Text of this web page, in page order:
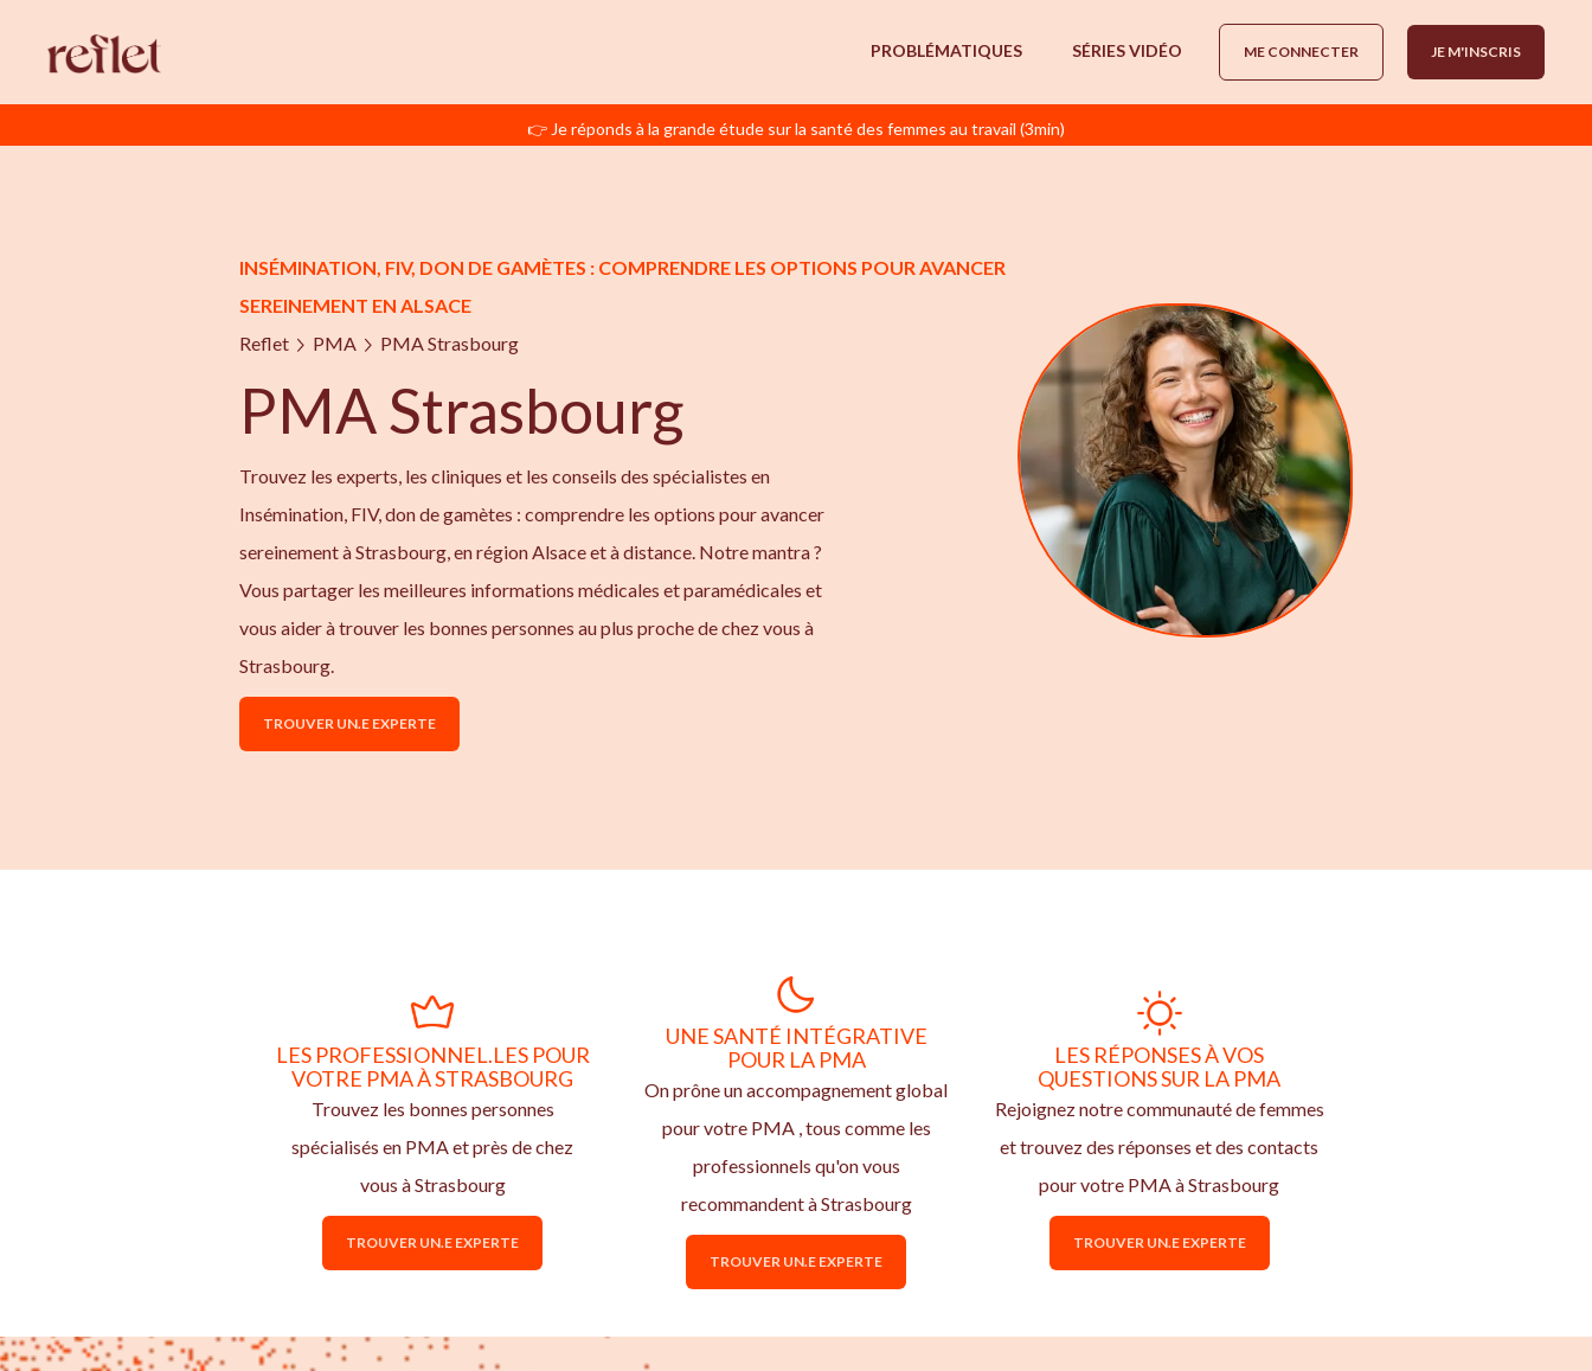
PROBLÉMATIQUES SÉRIES VIDÉO ME CONNECTER JE M'INSCRIS
👉 Je réponds à la grande étude sur la santé des femmes au travail (3min)
INSÉMINATION, FIV, DON DE GAMÈTES : COMPRENDRE LES OPTIONS POUR AVANCER
SEREINEMENT EN ALSACE
Reflet
PMA PMA Strasbourg
PMA Strasbourg
Trouvez les experts, les cliniques et les conseils des spécialistes en
Insémination, FIV, don de gamètes : comprendre les options pour avancer
sereinement à Strasbourg, en région Alsace et à distance. Notre mantra ?
Vous partager les meilleures informations médicales et paramédicales et
vous aider à trouver les bonnes personnes au plus proche de chez vous à
Strasbourg.
TROUVER UN.E EXPERTE
LES PROFESSIONNEL.LES POUR
VOTRE PMA À STRASBOURG
Trouvez les bonnes personnes
spécialisés en PMA et près de chez
vous à Strasbourg
TROUVER UN.E EXPERTE
UNE SANTÉ INTÉGRATIVE
POUR LA PMA
On prône un accompagnement global
pour votre PMA , tous comme les
professionnels qu'on vous
recommandent à Strasbourg
TROUVER UN.E EXPERTE
LES RÉPONSES À VOS
QUESTIONS SUR LA PMA
Rejoignez notre communauté de femmes
et trouvez des réponses et des contacts
pour votre PMA à Strasbourg
TROUVER UN.E EXPERTE